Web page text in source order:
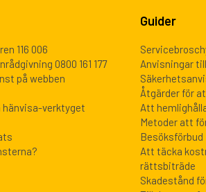
116 006
0800 161 177
på webben
verktyget
Guider
Anvisningar
Åtgärder för
Att
Metoder att
Besöksförbud
Att täcka
rättsbiträde
Skadestånd